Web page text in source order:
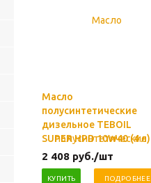
Масло
полусинтетические
дизельное TEBOIL
SUPER HPD 10W40 (4 л)
2 408 руб./шт
КУПИТЬ ПОДРОБНЕЕ